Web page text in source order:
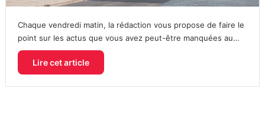
Chaque vendredi matin, la rédaction vous propose de faire le
point sur les actus que vous avez peut-être manquées au…
Lire cet article